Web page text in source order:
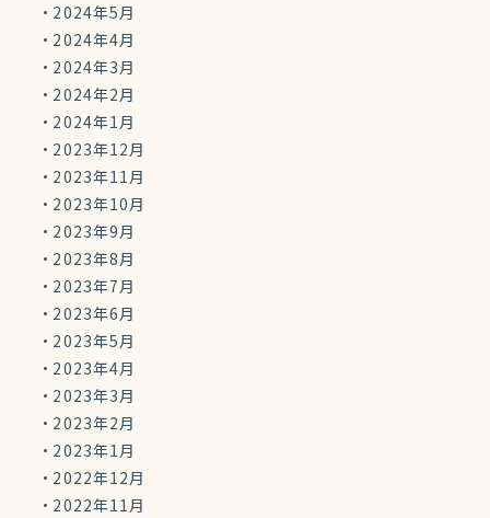
2024年5月
2024年4月
2024年3月
2024年2月
2024年1月
2023年12月
2023年11月
2023年10月
2023年9月
2023年8月
2023年7月
2023年6月
2023年5月
2023年4月
2023年3月
2023年2月
2023年1月
2022年12月
2022年11月